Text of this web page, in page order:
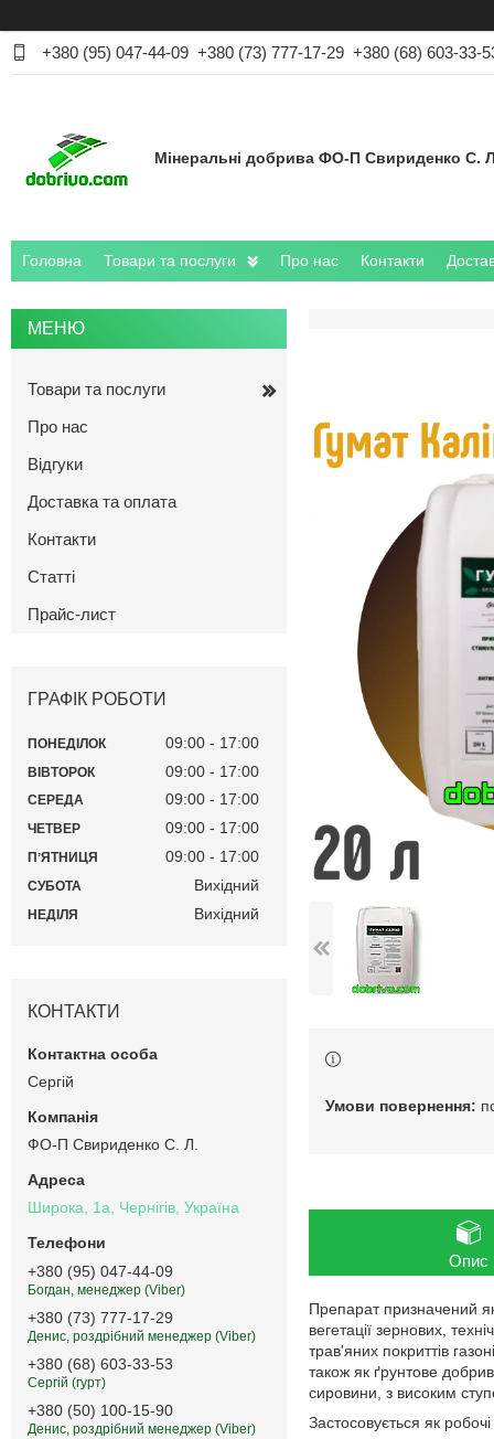
+380 (95) 047-44-09 +380 (73) 777-17-29 +380 (68) 603-33-
Мінеральні добрива ФО-П Свириденко С.
Головна Товари та послуги Про нас Контакти
Опис
Препарат призначений
вегетації зернових,
трав'яних покриттів
також як ґрунтове
сировини, з високим
Застосовується як
Товари та послуги
Про нас
Відгуки
Доставка та оплата
Контакти
Статті
Прайс-лист
ГРАФІК РОБОТИ
ПОНЕДІЛОК 09:00 17:00
ВІВТОРОК 09:00 17:00
СЕРЕДА 09:00 17:00
ЧЕТВЕР 09:00 17:00
ПʼЯТНИЦЯ 09:00 17:00
СУБОТА Вихідний
НЕДІЛЯ Вихідний
КОНТАКТИ
Сергій
ФО-П Свириденко С. Л.
Широка, 1а, Чернігів, Україна
+380 (95) 047-44-09
Богдан, менеджер (Viber)
+380 (73) 777-17-29
Денис, роздрібний менеджер (Viber)
+380 (68) 603-33-53
Сергій (гурт)
+380 (50) 100-15-90
Денис, роздрібний менеджер (Viber)